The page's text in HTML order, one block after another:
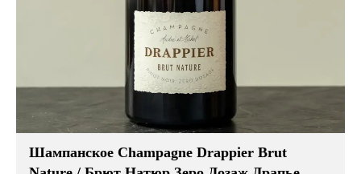
Шампанское Champagne Drappier Brut